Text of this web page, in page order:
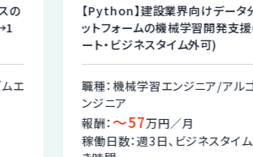
【Python】建設業界向けデータ
ットフォームの機械学習開発支援(
ート・ビジネスタイム外可)
職種：機械学習エンジニア/アルゴ
ンジニア
報酬：〜57万円／月
稼働日数：週3日、ビジネスタイム